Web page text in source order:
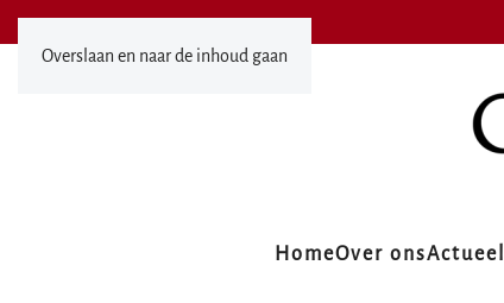
Overslaan en naar de inhoud gaan
HomeOver onsActueel